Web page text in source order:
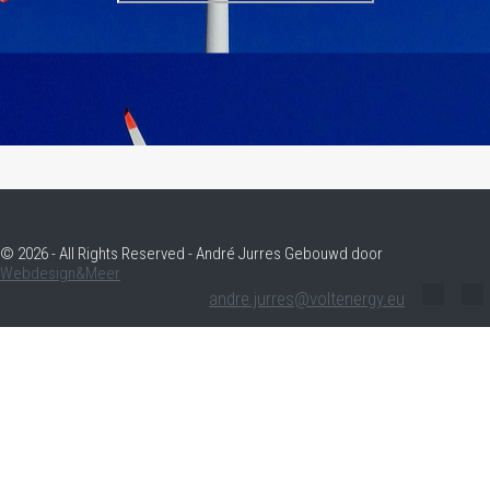
© 2026 - All Rights Reserved - André Jurres Gebouwd door
Webdesign&Meer
andre.jurres@voltenergy.eu